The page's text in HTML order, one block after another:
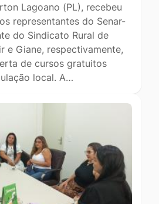
Lagoano (PL), recebeu
representantes do Senar-
do Sindicato Rural de
e Giane, respectivamente,
de cursos gratuitos
local. A…